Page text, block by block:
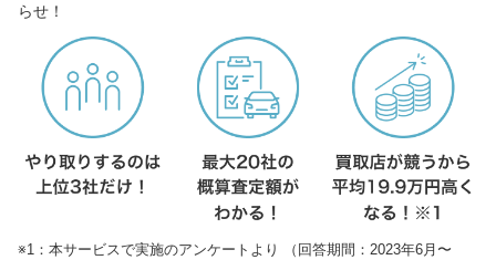
らせ！
※1：本サービスで実施のアンケートより （回答期間：2023年6月〜